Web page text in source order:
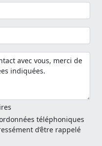
téléphoniques
d’être rappelé